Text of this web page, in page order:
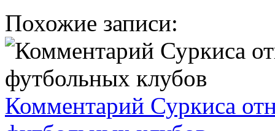
Похожие записи:
Комментарий Суркиса